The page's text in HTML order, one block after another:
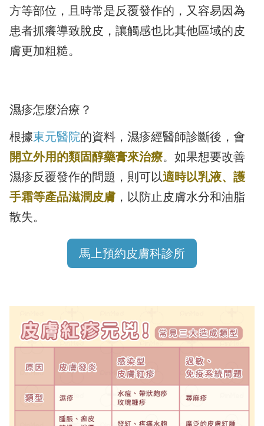
方等部位，且時常是反覆發作的，又容易因為
患者抓癢導致脫皮，讓觸感也比其他區域的皮
膚更加粗糙。
濕疹怎麼治療？
根據東元醫院的資料，濕疹經醫師診斷後，會
開立外用的類固醇藥膏來治療。如果想要改善
濕疹反覆發作的問題，則可以適時以乳液、護
手霜等產品滋潤皮膚 ，以防止皮膚水分和油脂
散失。
馬上預約皮膚科診所